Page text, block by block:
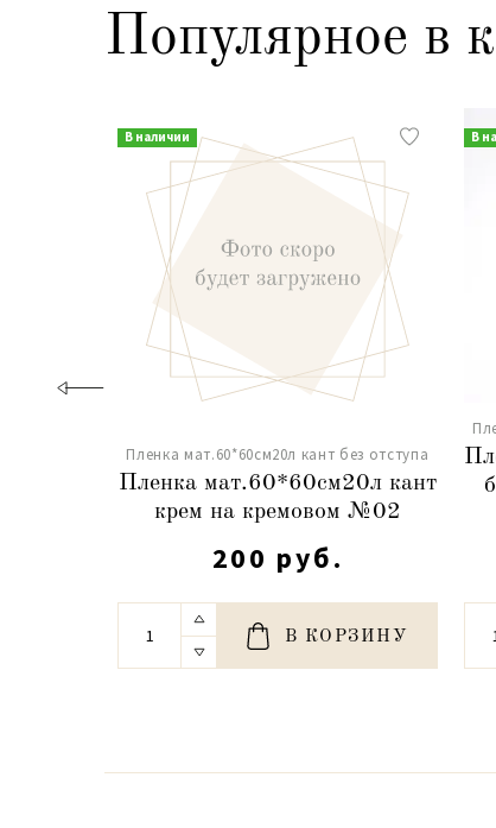
Популярное в
В наличии
Пленка мат.60*60см20л кант без отступа
Пленка мат.60*60см20л кант
крем на кремовом №02
200 руб.
В КОРЗИНУ
В